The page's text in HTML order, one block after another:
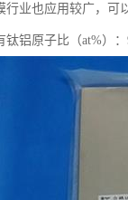
行业也应用较广，可
铝原子比（at%）